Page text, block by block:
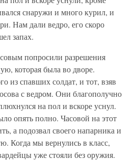
снаружи и много курил, и
Нам дали ведро, его скоро
запах.
попросили разрешения
которая была во дворе.
из спавших солдат, и тот, взяв
с ведром. Они благополучно
на пол и вскоре уснул.
опять полно. Часовой на этот
а подозвал своего напарника и
Когда мы вернулись в класс,
уже стояли без оружия.